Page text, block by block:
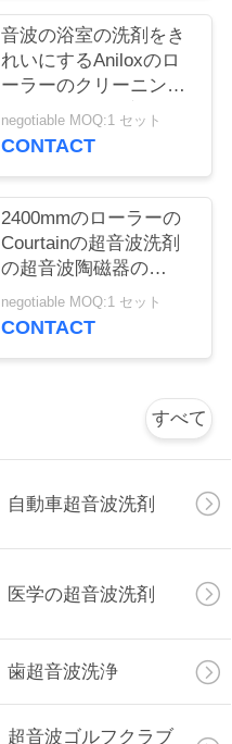
音波の浴室の洗剤をき
れいにするAniloxのロ
ーラーのクリーニング
装置のAnilox超音波陶
磁器のロールおよび金
negotiable MOQ:1 セット
CONTACT
2400mmのローラーの
Courtainの超音波洗剤
の超音波陶磁器の
Aniloxのローラーのク
リーニング機械
negotiable MOQ:1 セット
CONTACT
すべて
自動車超音波洗剤
医学の超音波洗剤
歯超音波洗浄
超音波ゴルフクラブ